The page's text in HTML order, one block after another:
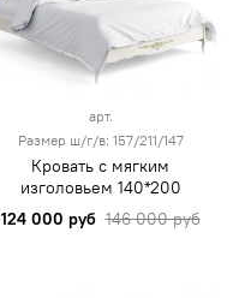
арт.
Размер ш/г/в: 157/211/147
Кровать с мягким
изголовьем 140*200
124 000 руб 146 000 руб